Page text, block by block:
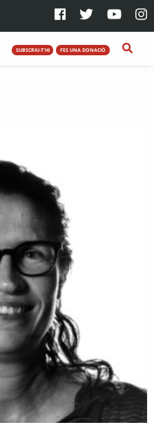
SUBSCRIU-T'HI FES UNA DONACIÓ